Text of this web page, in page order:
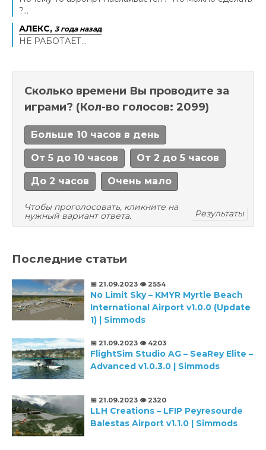
?...
АЛЕКС, 3 года назад
НЕ РАБОТАЕТ...
Сколько времени Вы проводите за
играми? (Кол-во голосов: 2099)
Больше 10 часов в день
От 5 до 10 часов От 2 до 5 часов
До 2 часов Очень мало
Чтобы проголосовать, кликните на
нужный вариант ответа.
Результаты
Последние статьи
📅 21.09.2023 👁️ 2554
No Limit Sky – KMYR Myrtle Beach
International Airport v1.0.0 (Update
1) | Simmods
📅 21.09.2023 👁️ 4203
FlightSim Studio AG – SeaRey Elite –
Advanced v1.0.3.0 | Simmods
📅 21.09.2023 👁️ 2320
LLH Creations – LFIP Peyresourde
Balestas Airport v1.1.0 | Simmods